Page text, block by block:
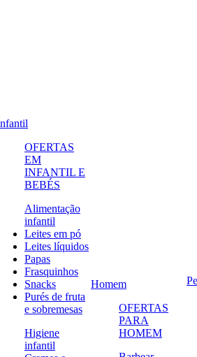
OFERTAS
EM
INFANTIL E
BEBÉS
Alimentação
infantil
Leites em pó
Leites líquidos
Papas
Frasquinhos
Snacks
Purés de fruta
e sobremesas
Higiene
infantil
Homem
OFERTAS
PARA
HOMEM